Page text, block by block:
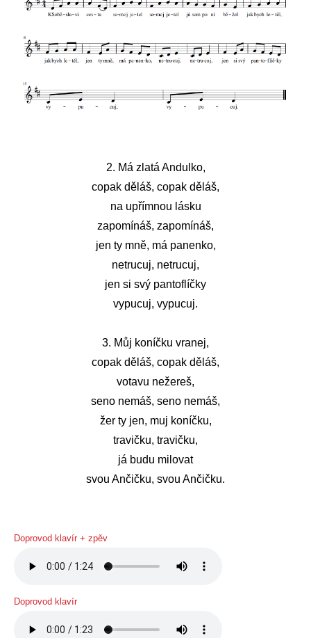
2. Má zlatá Andulko,
copak děláš, copak děláš,
na upřímnou lásku
zapomínáš, zapomínáš,
jen ty mně, má panenko,
netrucuj, netrucuj,
jen si svý pantoflíčky
vypucuj, vypucuj.
3. Můj koníčku vranej,
copak děláš, copak děláš,
votavu nežereš,
seno nemáš, seno nemáš,
žer ty jen, muj koníčku,
travičku, travičku,
já budu milovat
svou Ančičku, svou Ančičku.
Doprovod klavír + zpěv
Doprovod klavír